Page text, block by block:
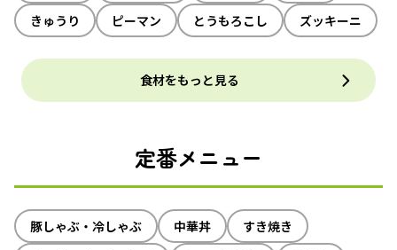
きゅうり ピーマン とうもろこし ズッキーニ
食材をもっと見る
定番メニュー
豚しゃぶ・冷しゃぶ 中華丼
すき焼き